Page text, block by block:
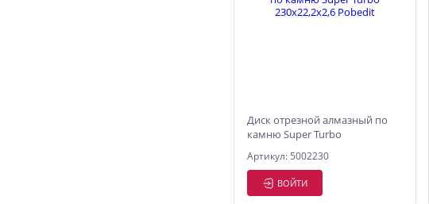
Диск отрезной алмазный по
камню Super Turbo
Артикул: 5002230
ВОЙТИ